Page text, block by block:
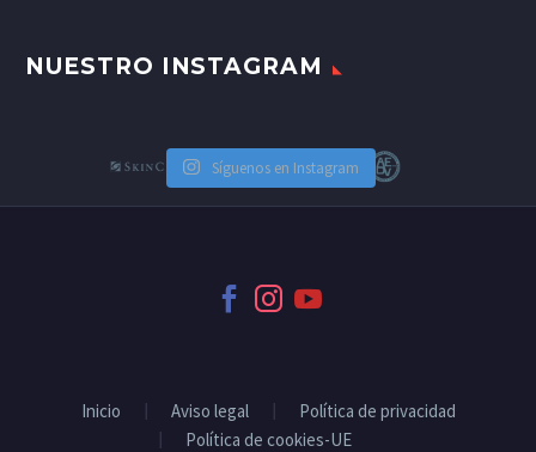
NUESTRO INSTAGRAM
Síguenos en Instagram
Inicio Aviso legal
Política de privacidad
Política de cookies-UE